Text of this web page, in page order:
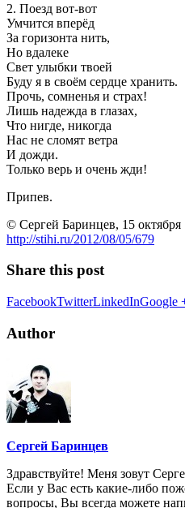
2. Поезд вот-вот
Умчится вперёд
За горизонта нить,
Но вдалеке
Свет улыбки твоей
Буду я в своём сердце хранить.
Прочь, сомненья и страх!
Лишь надежда в глазах,
Что нигде, никогда
Нас не сломят ветра
И дожди.
Только верь и очень жди!
Припев.
© Сергей Баринцев, 15 октября
http://stihi.ru/2012/08/05/679
Share this post
FacebookTwitterLinkedInGoogle
Author
Сергей Баринцев
Здравствуйте! Меня зовут
Если у Вас есть какие-либо
вопросы, Вы всегда можете